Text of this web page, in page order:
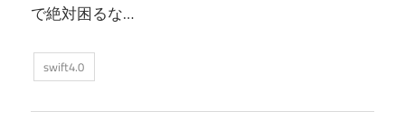
で絶対困るな…
swift4.0